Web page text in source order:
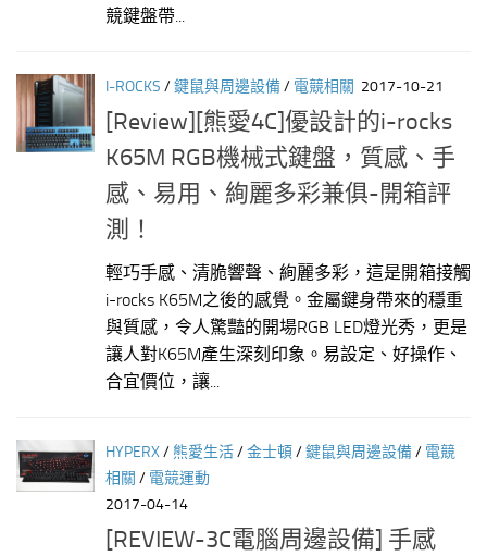
競鍵盤帶...
I-ROCKS /鍵鼠與周邊設備/ 電競相關 2017-10-21
[Review][熊愛4C]優設計的i-rocks
K65M RGB機械式鍵盤，質感、手
感、易用、絢麗多彩兼俱-開箱評
測！
輕巧手感、清脆響聲、絢麗多彩，這是開箱接觸
i-rocks K65M之後的感覺。金屬鍵身帶來的穩重
與質感，令人驚豔的開場RGB LED燈光秀，更是
讓人對K65M產生深刻印象。易設定、好操作、
合宜價位，讓...
HYPERX/ 熊愛生活/金士頓/鍵鼠與周邊設備/ 電競
相關 / 電競運動
2017-04-14
[REVIEW-3C電腦周邊設備] 手感